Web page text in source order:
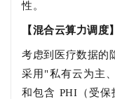
性。
【混合云算力调度】
考虑到医疗数据的
采用"私有云为主
和包含 PHI（受